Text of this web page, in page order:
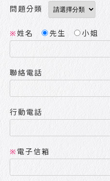
問題分類
※姓名 先生 小姐
聯絡電話
行動電話
※ 電子信箱